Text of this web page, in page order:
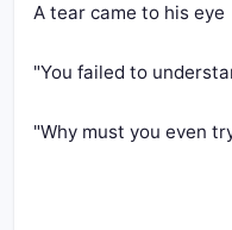
A tear came to his eye
"You failed to
"Why must you even